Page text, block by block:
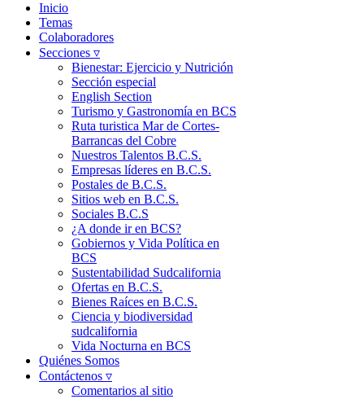
Inicio
Temas
Colaboradores
Secciones ▿
Bienestar: Ejercicio y Nutrición
Sección especial
English Section
Turismo y Gastronomía en BCS
Ruta turistica Mar de Cortes-
Barrancas del Cobre
Nuestros Talentos B.C.S.
Empresas líderes en B.C.S.
Postales de B.C.S.
Sitios web en B.C.S.
Sociales B.C.S
¿A donde ir en BCS?
Gobiernos y Vida Política en
BCS
Sustentabilidad Sudcalifornia
Ofertas en B.C.S.
Bienes Raíces en B.C.S.
Ciencia y biodiversidad
sudcalifornia
Vida Nocturna en BCS
Quiénes Somos
Contáctenos ▿
Comentarios al sitio